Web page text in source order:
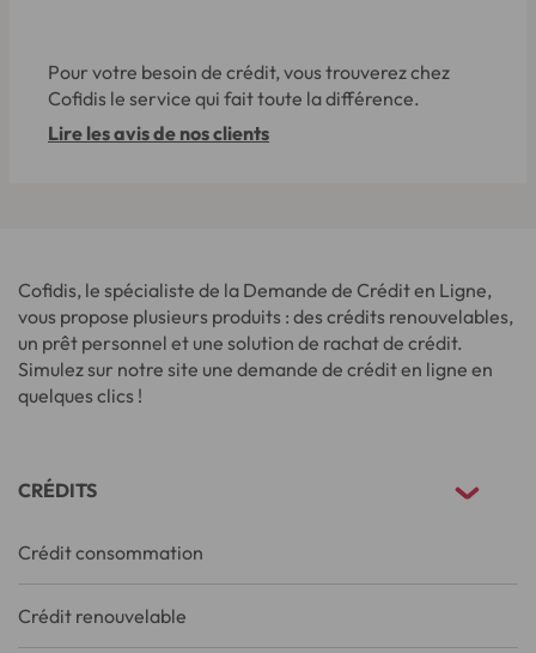
Pour votre besoin de crédit, vous trouverez chez
Cofidis le service qui fait toute la différence.
Lire les avis de nos clients
Cofidis, le spécialiste de la Demande de Crédit en Ligne,
vous propose plusieurs produits : des crédits renouvelables,
un prêt personnel et une solution de rachat de crédit.
Simulez sur notre site une demande de crédit en ligne en
quelques clics !
CRÉDITS
Crédit consommation
Crédit renouvelable